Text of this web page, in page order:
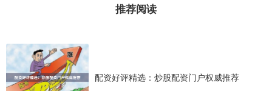
推荐阅读
配资好评精选：炒股配资门户权威推荐